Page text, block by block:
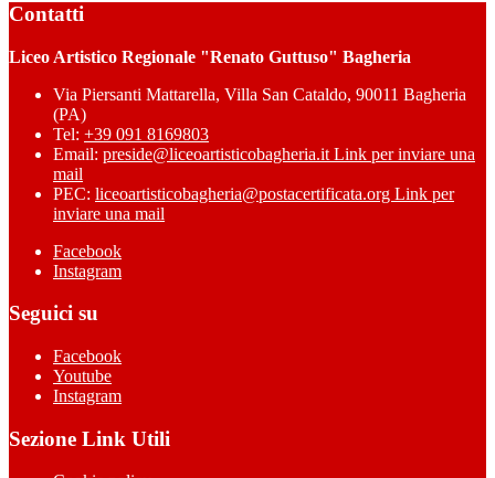
Contatti
Liceo Artistico Regionale "Renato Guttuso" Bagheria
Via Piersanti Mattarella, Villa San Cataldo, 90011 Bagheria
(PA)
Tel: +39 091 8169803
Email: preside@liceoartisticobagheria.it Link per inviare una
mail
PEC: liceoartisticobagheria@postacertificata.org Link per
inviare una mail
Facebook
Instagram
Seguici su
Facebook
Youtube
Instagram
Sezione Link Utili